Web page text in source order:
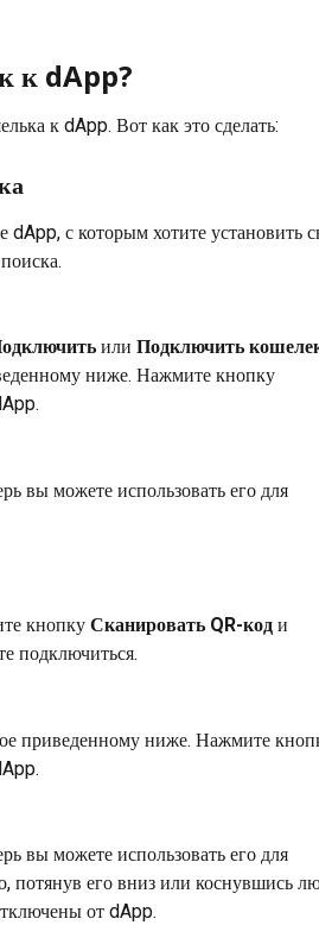
к dApp?
к dApp. Вот как это сделать:
dApp, с которым хотите установить
или Подключить
ниже. Нажмите кнопку
вы можете использовать его для
кнопку Сканировать QR-код и
подключиться.
приведенному ниже. Нажмите
вы можете использовать его для
потянув его вниз или коснувшись
от dApp.